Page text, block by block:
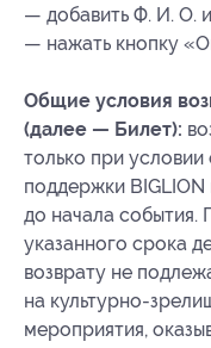
— добавить Ф. И. О.
— нажать кнопку
Общие условия
(далее — Билет):
только при
поддержки BIGLION
до начала события.
указанного срока
возврату не
на культурно-
мероприятия,